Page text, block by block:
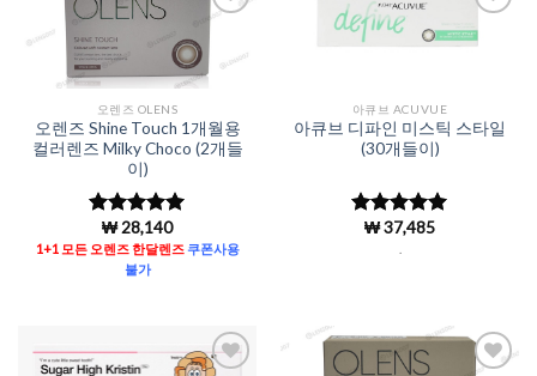
Wishlist
오렌즈 OLENS
오렌즈 Shine Touch 1개월용
컬러렌즈 Milky Choco (2개들
이)
5 중에서
로 평가됨
₩28,140
1+1 모든 오렌즈 한달렌즈쿠폰사용
불가
Add to
Wishlist
아큐브 ACUVUE
아큐브 디파인 미스틱 스타일
(30개들이)
5 중에서
로 평
₩37,485